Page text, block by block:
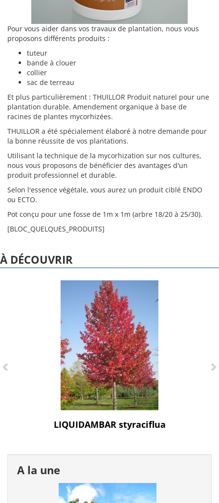
Pour vous aider dans vos travaux de plantation, nous vous
proposons différents produits :
tuteur
bande à clouer
collier
sac de terreau
Et plus particulièrement : THUILLOR Produit naturel pour une
plantation durable. Amendement organique à base de
racines de plantes mycorhizées.
THUILLOR a été spécialement élaboré à notre demande pour
la bonne réussite de vos plantations.
Utilisant la technique de la mycorhization sur nos cultures,
nous vous proposons de bénéficier des avantages d'un
produit professionnel et durable.
Selon l'essence végétale, vous aurez un produit ciblé ENDO
ou ECTO.
Pot conçu pour une fosse de 1m x 1m (arbre 18/20 à 25/30).
[BLOC_QUELQUES_PRODUITS]
À DÉCOUVRIR
LIQUIDAMBAR styraciflua
A la une